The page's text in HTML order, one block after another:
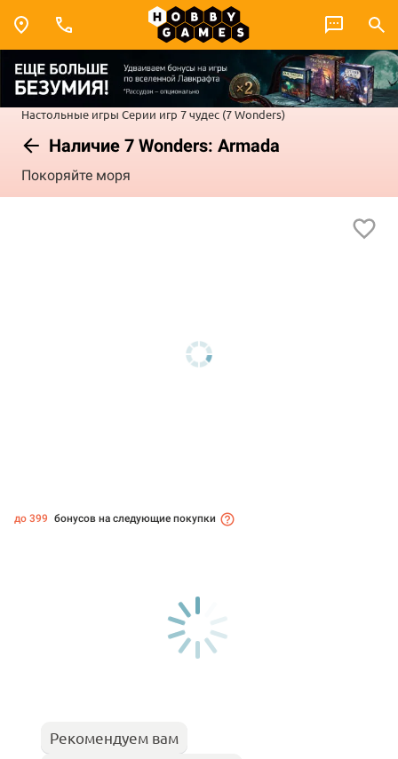
Настольные игры Серии игр 7 чудес (7 Wonders)
Наличие 7 Wonders: Armada
Покоряйте моря
до 399 бонусов на следующие покупки
Рекомендуем вам